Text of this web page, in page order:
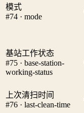
模式
#74 · mode
基站工作状态
#75 · base-station-
working-status
上次清扫时间
#76 · last-clean-time